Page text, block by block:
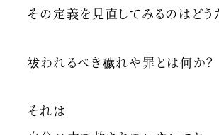
その定義を見直してみるのはどう
祓われるべき穢れや罪とは何か？
それは